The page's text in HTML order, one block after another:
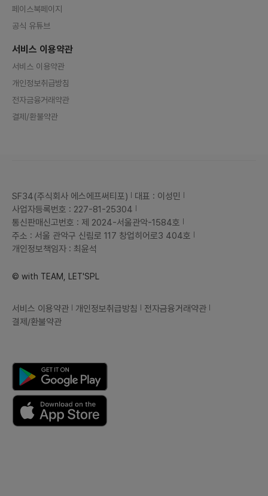
페이스북페이지
공식 유튜브
서비스 이용약관
서비스 이용약관
개인정보취급방침
전자금융거래약관
결제/환불약관
SF34(주식회사 에스에프써티포)
대표 : 이성민
사업자등록번호 : 227-81-25304
통신판매신고번호 : 제 2024-서울관악-1584호
주소 : 서울 관악구 신림로 117 창업히어로3 404호
개인정보책임자 : 최윤석
© with TEAM, LET'SPL
서비스 이용약관 개인정보취급방침
전자금융거래약관
결제/환불약관